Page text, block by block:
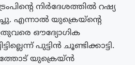
നിർദേശത്തിൽ റഷ്യ
എന്നാൽ യുക്രെയ്ൻ്റെ
ഔദ്യോഗിക
പുട്ടിൻ ചൂണ്ടിക്കാട്ടി.
യുക്രെയ്ൻ